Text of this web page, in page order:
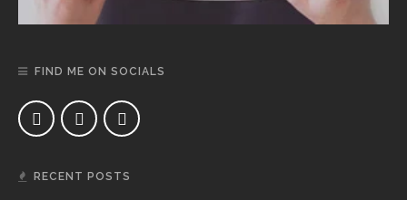
FIND ME ON SOCIALS
RECENT POSTS